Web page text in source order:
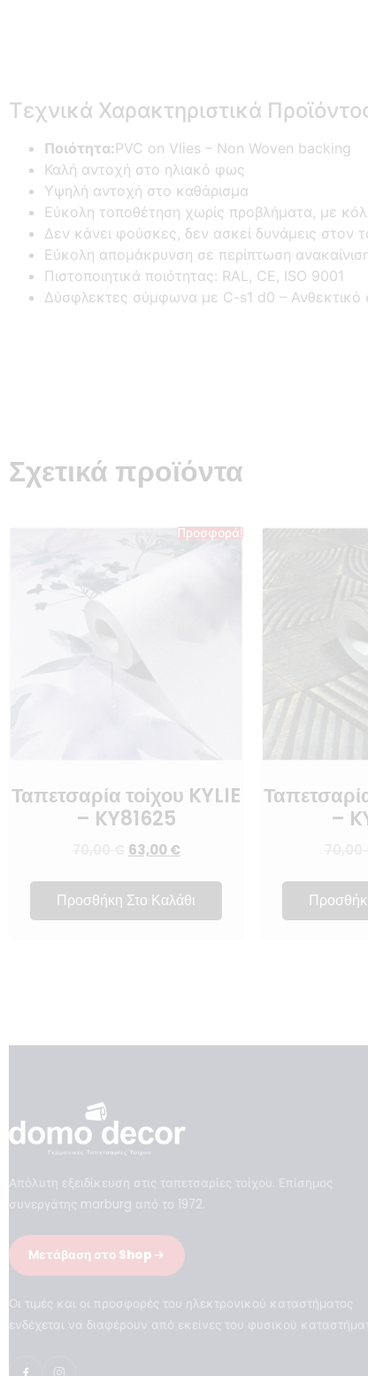
Τεχνικά Χαρακτηριστικά
Ποιότητα:PVC on Vlies – Non Woven backing
Καλή αντοχή στο ηλιακό φως
Υψηλή αντοχή στο καθάρισμα
Εύκολη τοποθέτηση χωρίς προβλήματα, με
Δεν κάνει φούσκες, δεν ασκεί δυνάμεις στον
Εύκολη απομάκρυνση σε περίπτωση
Πιστοποιητικά ποιότητας: RAL, CE, ISO 9001
Δύσφλεκτες σύμφωνα με C-s1 d0 –
Σχετικά προϊόντα
Προσφορά!
Ταπετσαρία τοίχου KYLIE
– KY81625
63,00€
Προσθήκη Στο Καλάθι
–
Απόλυτη εξειδίκευση στις ταπετσαρίες τοίχου. Επίσημος
συνεργάτης marburg από το 1972.
Μετάβαση στο Shop
Οι τιμές και οι προσφορές του ηλεκτρονικού καταστήματος
ενδέχεται να διαφέρουν από εκείνες του φυσικού